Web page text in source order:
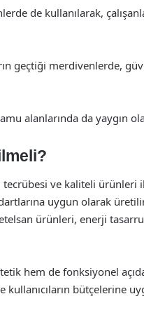
de kullanılarak,
geçtiği merdivenlerde,
alanlarında da yaygın
ve kaliteli ürünleri
uygun olarak üretilir
ürünleri, enerji
hem de fonksiyonel
bütçelerine